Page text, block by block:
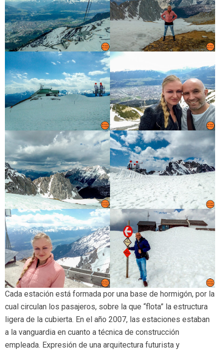
Cada estación está formada por una base de hormigón, por la
cual circulan los pasajeros, sobre la que “flota” la estructura
ligera de la cubierta. En el año 2007, las estaciones estaban
a la vanguardia en cuanto a técnica de construcción
empleada. Expresión de una arquitectura futurista y